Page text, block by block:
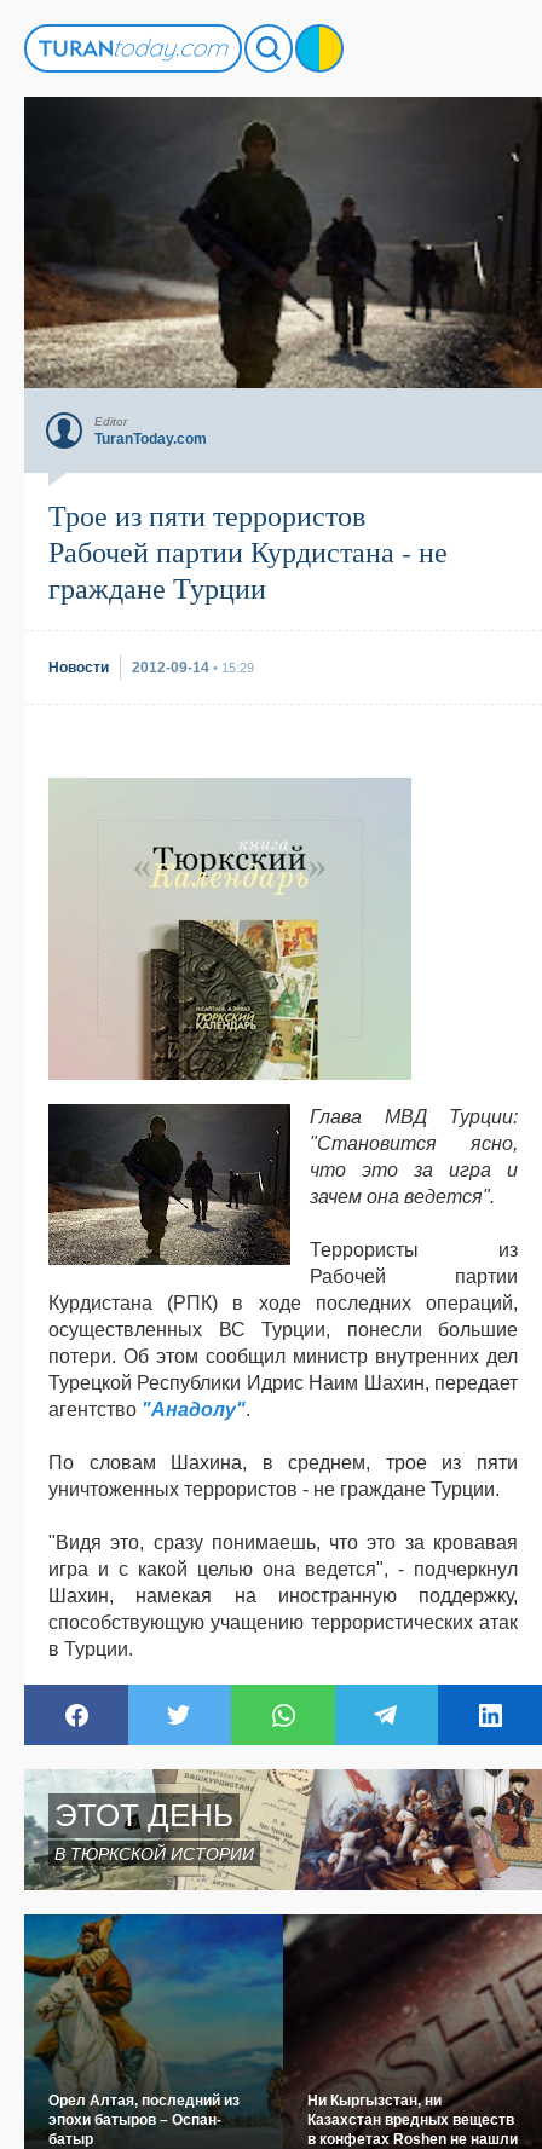
Editor
TuranToday.com
Трое из пяти террористов
Рабочей партии Курдистана - не
граждане Турции
Новости 2012-09-14 • 15:29
Глава МВД Турции:
"Становится ясно,
что это за игра и
зачем она ведется".
Террористы из
Рабочей партии
Курдистана (РПК) в ходе последних операций,
осуществленных ВС Турции, понесли большие
потери. Об этом сообщил министр внутренних дел
Турецкой Республики Идрис Наим Шахин, передает
агентство "Анадолу".
По словам Шахина, в среднем, трое из пяти
уничтоженных террористов - не граждане Турции.
"Видя это, сразу понимаешь, что это за кровавая
игра и с какой целью она ведется", - подчеркнул
Шахин, намекая на иностранную поддержку,
способствующую учащению террористических атак
в Турции.
ЭТОТ ДЕНЬ
В ТЮРКСКОЙ ИСТОРИИ
Орел Алтая, последний из
эпохи батыров – Оспан-
батыр
Ни Кыргызстан, ни
Казахстан вредных веществ
в конфетах Roshen не нашли